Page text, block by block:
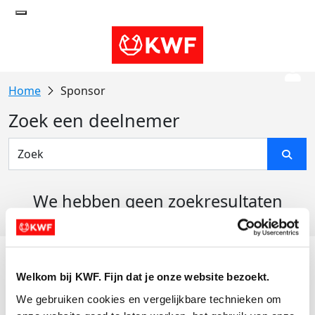
Welkom bij KWF. Fijn dat je onze website bezoekt.
We gebruiken cookies en vergelijkbare technieken om
Sponsor
Zoek een deelnemer
We hebben geen zoekresultaten
Actiematerialen
Evenementen